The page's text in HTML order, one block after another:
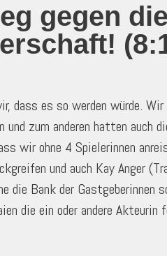
gegen
es so werden würde.
zum anderen hatten auch
wir ohne 4 Spielerinnen
und auch Kay Anger
Bank der Gastgeberinnen
die ein oder andere